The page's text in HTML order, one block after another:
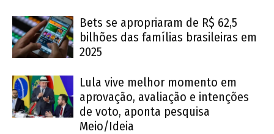
Bets se apropriaram de R$ 62,5
bilhões das famílias brasileiras em
2025
Lula vive melhor momento em
aprovação, avaliação e intenções
de voto, aponta pesquisa
Meio/Ideia